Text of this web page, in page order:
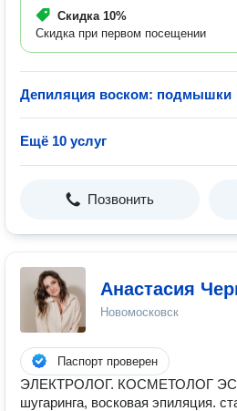
Скидка 10%
Скидка при первом посещении
Депиляция воском: подмышки
Ещё 10 услуг
Позвонить
Анастасия
Новомосковск
Паспорт проверен
ЭЛЕКТРОЛОГ. КОСМЕТОЛОГ
шугаринга, восковая эпиляция.